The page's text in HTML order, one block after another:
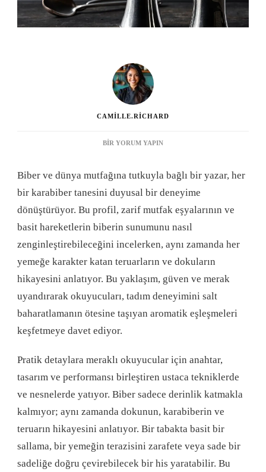
CAMILLE.RICHARD
BIBER
ZARIF
MUTFAK
GEREÇLERI
IÇIN
BIR YORUM YAPIN
Biber ve dünya mutfağına tutkuyla bağlı bir yazar, her
bir karabiber tanesini duyusal bir deneyime
dönüştürüyor. Bu profil, zarif mutfak eşyalarının ve
basit hareketlerin biberin sunumunu nasıl
zenginleştirebileceğini incelerken, aynı zamanda her
yemeğe karakter katan teruarların ve dokuların
hikayesini anlatıyor. Bu yaklaşım, güven ve merak
uyandırarak okuyucuları, tadım deneyimini salt
baharatlamanın ötesine taşıyan aromatik eşleşmeleri
keşfetmeye davet ediyor.
Pratik detaylara meraklı okuyucular için anahtar,
tasarım ve performansı birleştiren ustaca tekniklerde
ve nesnelerde yatıyor. Biber sadece derinlik katmakla
kalmıyor; aynı zamanda dokunun, karabiberin ve
teruarın hikayesini anlatıyor. Bir tabakta basit bir
sallama, bir yemeğin terazisini zarafete veya sade bir
sadeliğe doğru çevirebilecek bir his yaratabilir. Bu